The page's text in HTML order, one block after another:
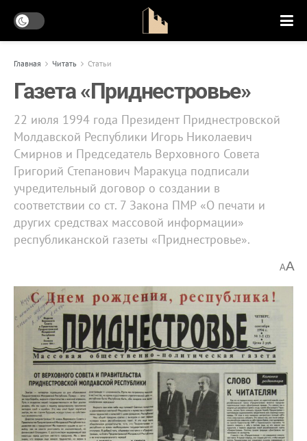
Главная Читать Статьи
Газета «Приднестровье»
22 июля 1994 года Президент Приднестровской
Молдавской Республики Игорь Николаевич
Смирнов и Председатель Верховного Совета
Григорий Степанович Маракуца подписали
учредительный договор о создании в
соответствии со ст. 7 Закона ПМР «О печати и
других средствах массовой информации»
республиканской газеты «Приднестровье».
AA